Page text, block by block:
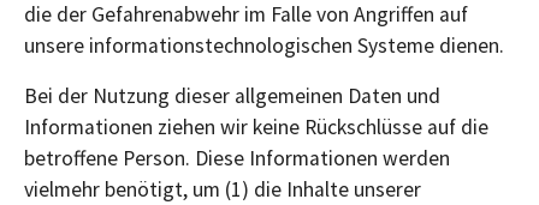
die der Gefahrenabwehr im Falle von Angriffen auf
unsere informationstechnologischen Systeme dienen.
Bei der Nutzung dieser allgemeinen Daten und
Informationen ziehen wir keine Rückschlüsse auf die
betroffene Person. Diese Informationen werden
vielmehr benötigt, um (1) die Inhalte unserer